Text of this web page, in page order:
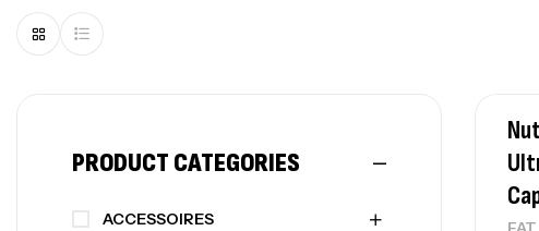
PRODUCT CATEGORIES
ACCESSOIRES